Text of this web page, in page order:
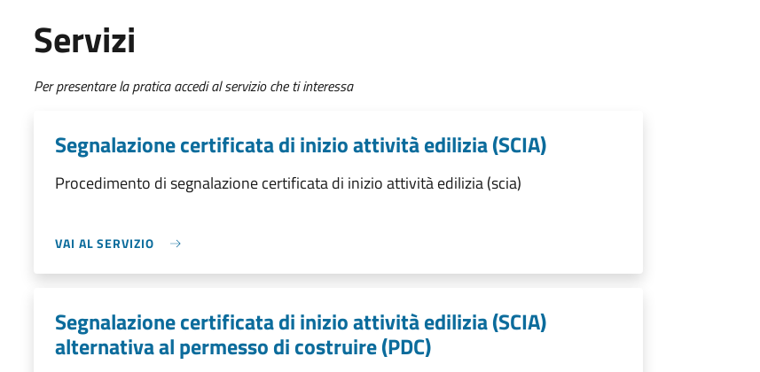
Servizi
Per presentare la pratica accedi al servizio che ti interessa
Segnalazione certificata di inizio attività edilizia (SCIA)
Procedimento di segnalazione certificata di inizio attività edilizia (scia)
VAI AL SERVIZIO
Segnalazione certificata di inizio attività edilizia (SCIA)
alternativa al permesso di costruire (PDC)